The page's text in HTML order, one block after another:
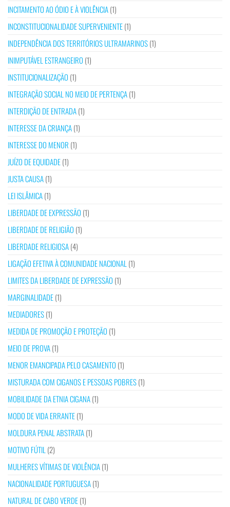
INCITAMENTO AO ÓDIO E À VIOLÊNCIA(1)
INCONSTITUCIONALIDADE SUPERVENIENTE(1)
INDEPENDÊNCIA DOS TERRITÓRIOS ULTRAMARINOS(1)
INIMPUTÁVEL ESTRANGEIRO (1)
INSTITUCIONALIZAÇÃO (1)
INTEGRAÇÃO SOCIAL NO MEIO DE PERTENÇA(1)
INTERDIÇÃO DE ENTRADA(1)
INTERESSE DA CRIANÇA(1)
INTERESSE DO MENOR (1)
JUÍZO DE EQUIDADE(1)
JUSTA CAUSA(1)
LEI ISLÂMICA(1)
LIBERDADE DE EXPRESSÃO (1)
LIBERDADE DE RELIGIÃO (1)
LIBERDADE RELIGIOSA(4)
LIGAÇÃO EFETIVA À COMUNIDADE NACIONAL (1)
LIMITES DA LIBERDADE DE EXPRESSÃO (1)
MARGINALIDADE(1)
MEDIADORES(1)
MEDIDA DE PROMOÇÃO E PROTEÇÃO (1)
MEIO DE PROVA(1)
MENOR EMANCIPADA PELO CASAMENTO (1)
MISTURADA COM CIGANOS E PESSOAS POBRES(1)
MOBILIDADE DA ETNIA CIGANA(1)
MODO DE VIDA ERRANTE(1)
MOLDURA PENAL ABSTRATA(1)
MOTIVO FÚTIL (2)
MULHERES VÍTIMAS DE VIOLÊNCIA(1)
NACIONALIDADE PORTUGUESA(1)
NATURAL DE CABO VERDE(1)